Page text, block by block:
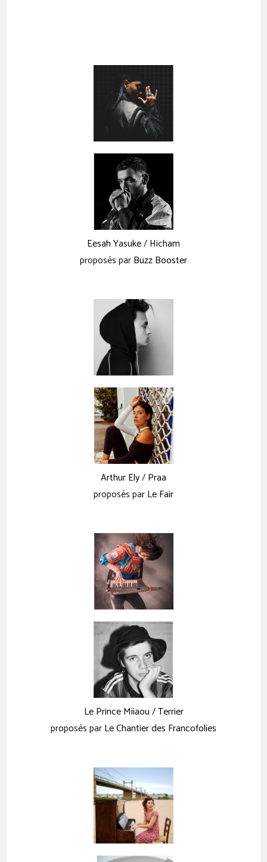
Eesah Yasuke/Hicham
proposés parBuzz Booster
Arthur Ely/Praa
proposés parLe Fair
Le Prince Miiaou/Terrier
proposés parLe Chantier des Francofolies